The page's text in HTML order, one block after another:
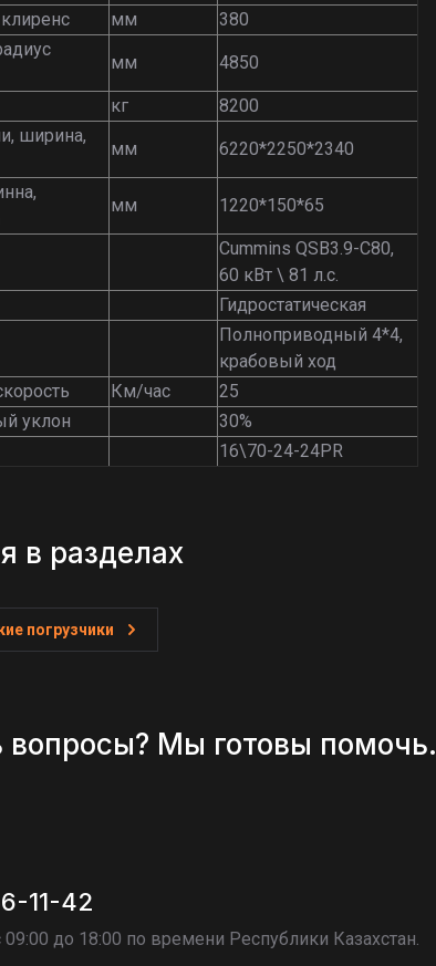
мм
380
мм 4850
кг
8200
ширина,
мм 6220*2250*2340
мм 1220*150*65
Cummins QSB3.9-С80,
60 кВт \ 81 л.с.
Гидростатическая
Полноприводный 4*4,
крабовый ход
Км/час
25
уклон
30%
16\70-24-24PR
в разделах
погрузчики
вопросы? Мы готовы помочь.
11-42
до 18:00 по времени Республики Казахстан.